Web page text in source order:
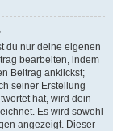
du nur deine eigenen
bearbeiten, indem
Beitrag anklickst;
seiner Erstellung
hat, wird dein
Es wird sowohl
angezeigt. Dieser